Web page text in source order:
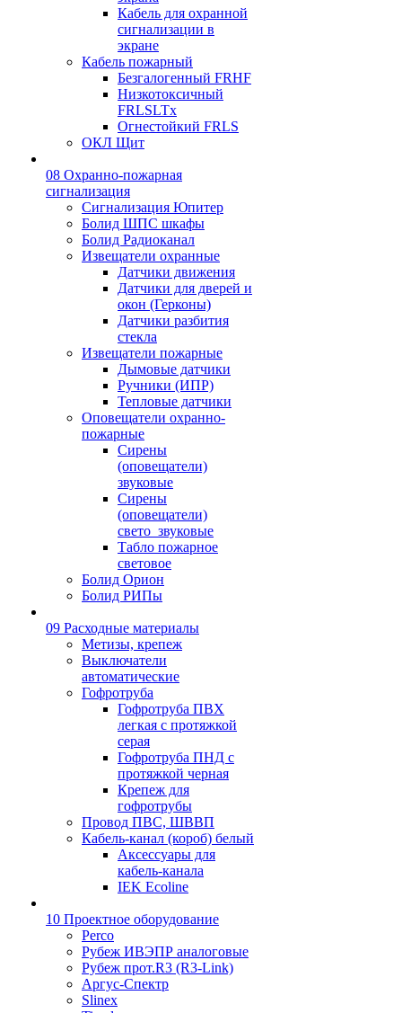
Кабель для охранной
сигнализации в
экране
Кабель пожарный
Безгалогенный FRHF
Низкотоксичный
FRLSLTx
Огнестойкий FRLS
ОКЛ Щит
08 Охранно-пожарная
сигнализация
Сигнализация Юпитер
Болид ШПС шкафы
Болид Радиоканал
Извещатели охранные
Датчики движения
Датчики для дверей и
окон (Герконы)
Датчики разбития
стекла
Извещатели пожарные
Дымовые датчики
Ручники (ИПР)
Тепловые датчики
Оповещатели охранно-
пожарные
Сирены
(оповещатели)
звуковые
Сирены
(оповещатели)
свето_звуковые
Табло пожарное
световое
Болид Орион
Болид РИПы
09 Расходные материалы
Метизы, крепеж
Выключатели
автоматические
Гофротруба
Гофротруба ПВХ
легкая с протяжкой
серая
Гофротруба ПНД с
протяжкой черная
Крепеж для
гофротрубы
Провод ПВС, ШВВП
Кабель-канал (короб) белый
Аксессуары для
кабель-канала
IEK Ecoline
10 Проектное оборудование
Perco
Рубеж ИВЭПР аналоговые
Рубеж прот.R3 (R3-Link)
Аргус-Спектр
Slinex